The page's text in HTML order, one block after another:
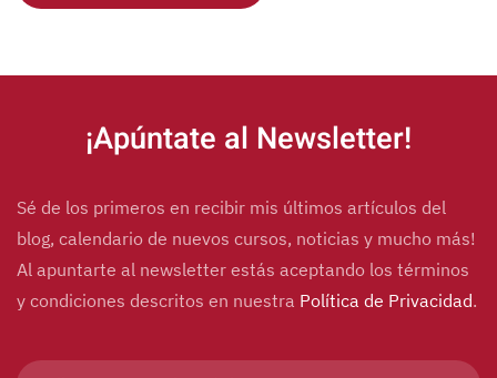
¡Apúntate al Newsletter!
Sé de los primeros en recibir mis últimos artículos del
blog, calendario de nuevos cursos, noticias y mucho más!
Al apuntarte al newsletter estás aceptando los términos
y condiciones descritos en nuestra Política de Privacidad.